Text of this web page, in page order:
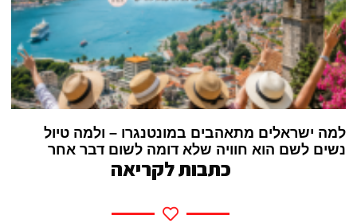
למה ישראלים מתאהבים במונטנגרו – ולמה טיול
נשים לשם הוא חוויה שלא דומה לשום דבר אחר
כתבות לקריאה